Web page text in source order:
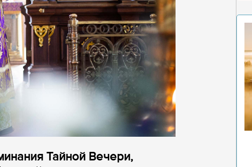
Тайной Вечери,